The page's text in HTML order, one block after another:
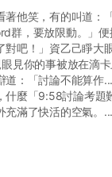
他笑，有的叫道：
群，要放限動。」
吧！」資乙己睜大
見你的事被放在滴
道：「討論不能算作
什麼「9:58討論考題
充滿了快活的空氣。...